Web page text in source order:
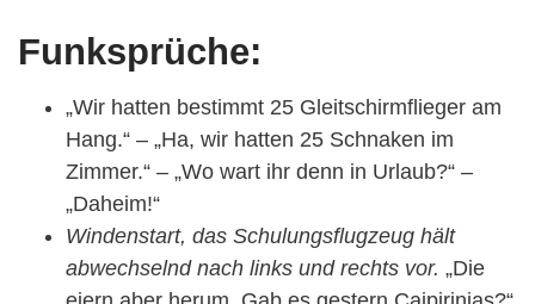
Funksprüche:
„Wir hatten bestimmt 25 Gleitschirmflieger am
Hang.“ – „Ha, wir hatten 25 Schnaken im
Zimmer.“ – „Wo wart ihr denn in Urlaub?“ –
„Daheim!“
Windenstart, das Schulungsflugzeug hält
abwechselnd nach links und rechts vor. „Die